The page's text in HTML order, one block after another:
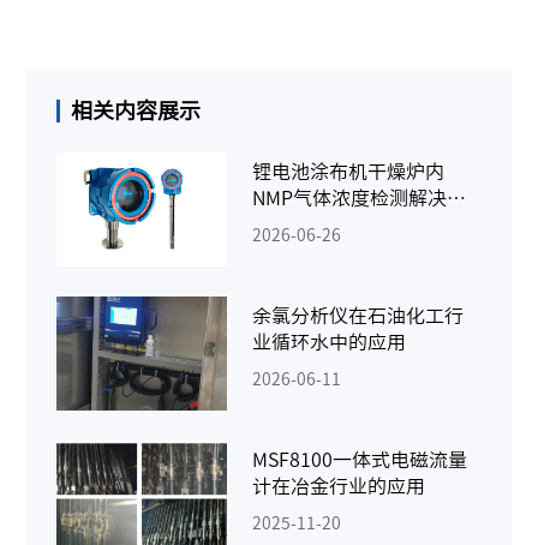
相关内容展示
锂电池涂布机干燥炉内
NMP气体浓度检测解决方
案
2026-06-26
余氯分析仪在石油化工行
业循环水中的应用
2026-06-11
MSF8100一体式电磁流量
计在冶金行业的应用
2025-11-20